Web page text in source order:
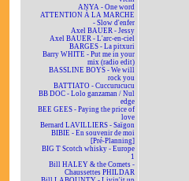
ANYA - One word
ATTENTION À LA MARCHE
- Slow d'enfer
Axel BAUER - Jessy
Axel BAUER - L'arc-en-ciel
BARGES - La pitxuri
Barry WHITE - Put me in your
mix (radio edit)
BASSLINE BOYS - We will
rock you
BATTIATO - Cuccurucucu
BB DOC - Lolo ganzaman / Nul
edge
BEE GEES - Paying the price of
love
Bernard LAVILLIERS - Saïgon
BIBIE - En souvenir de moi
[Pré-Planning]
BIG T Scotch whisky - Europe
1
Bill HALEY & the Comets -
Chaussettes PHILDAR